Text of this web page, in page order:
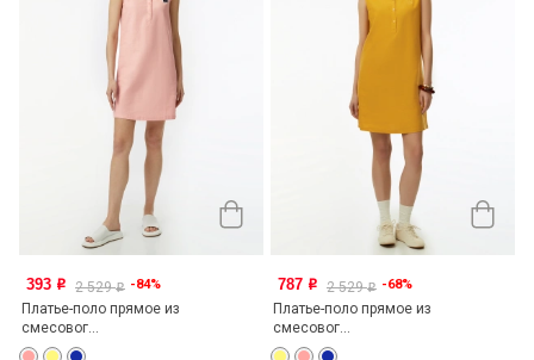
393 o 2 529o -84%
Платье-поло прямое из
смесовог...
787 o 2 529o -68%
Платье-поло прямое из
смесовог...